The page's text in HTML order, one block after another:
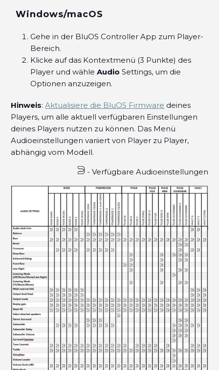
Windows/macOS
Gehe in der BluOS Controller App zum Player-
Bereich.
Klicke auf das Kontextmenü (3 Punkte) des
Player und wähleAudio Settings, um die
Optionen anzuzeigen.
Hinweis:Aktualisiere die BluOS Firmware deines
Players, um alle aktuell verfügbaren Einstellungen
deines Players nutzen zu können. Das Menü
Audioeinstellungen variiert von Player zu Player,
abhängig vom Modell.
- Verfügbare Audioeinstellungen